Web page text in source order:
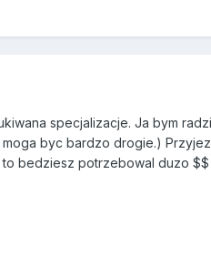
specjalizacje. Ja bym
byc bardzo drogie.)
bedziesz potrzebowal duzo $$